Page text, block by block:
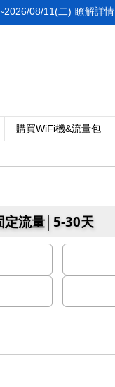
購買WiFi機&流量包
08/11(二) 瞭解詳情
定流量│5-30天